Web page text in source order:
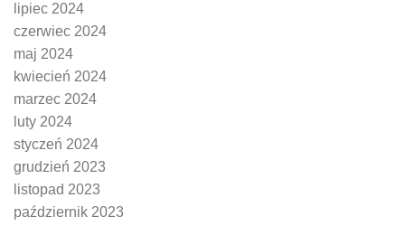
lipiec 2024
czerwiec 2024
maj 2024
kwiecień 2024
marzec 2024
luty 2024
styczeń 2024
grudzień 2023
listopad 2023
październik 2023